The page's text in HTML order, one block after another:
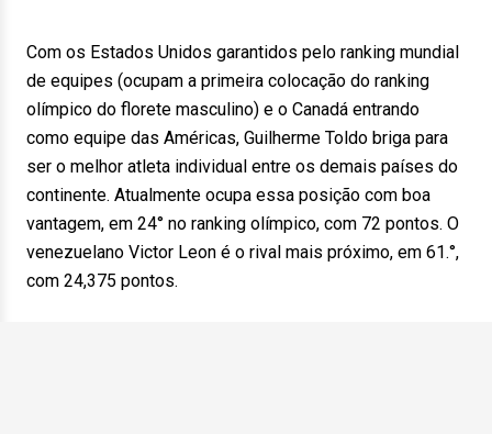
Com os Estados Unidos garantidos pelo ranking mundial
de equipes (ocupam a primeira colocação do ranking
olímpico do florete masculino) e o Canadá entrando
como equipe das Américas, Guilherme Toldo briga para
ser o melhor atleta individual entre os demais países do
continente. Atualmente ocupa essa posição com boa
vantagem, em 24° no ranking olímpico, com 72 pontos. O
venezuelano Victor Leon é o rival mais próximo, em 61.°,
com 24,375 pontos.